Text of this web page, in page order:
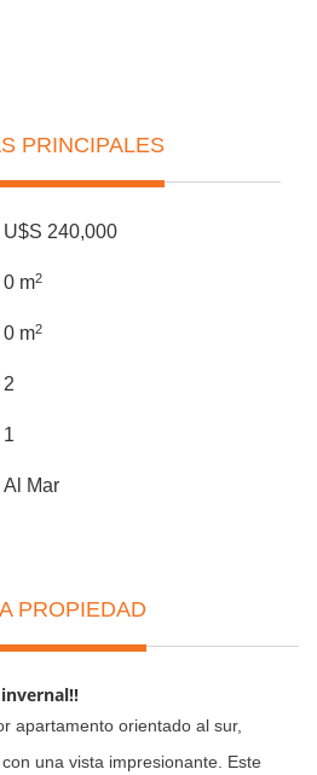
PRINCIPALES
U$S 240,000
0 m2
0 m2
2
1
Al Mar
PROPIEDAD
apartamento orientado al sur,
una vista impresionante. Este